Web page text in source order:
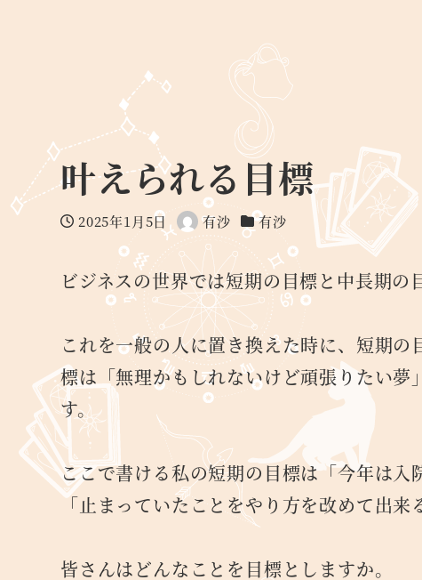
叶えられる目標
投稿日
2025年1月5日
著
者
有沙
カテゴリー
有沙
ビジネスの世界では短期の目標と中長期の
これを一般の人に置き換えた時に、短期
標は「無理かもしれないけど頑張りたい
す。
ここで書ける私の短期の目標は「今年は
「止まっていたことをやり方を改めて出来
皆さんはどんなことを目標としますか。